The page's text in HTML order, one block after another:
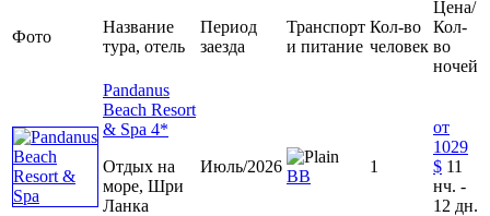
Фото
Название
тура, отель
Период
заезда
Транспорт
и питание
Кол-во
человек
Цена/
Кол-
во
ночей
Pandanus
Beach Resort
& Spa 4*
Отдых на
море, Шри
Ланка
Июль/2026
ВВ
1
от
1029
$ 11
нч. -
12 дн.